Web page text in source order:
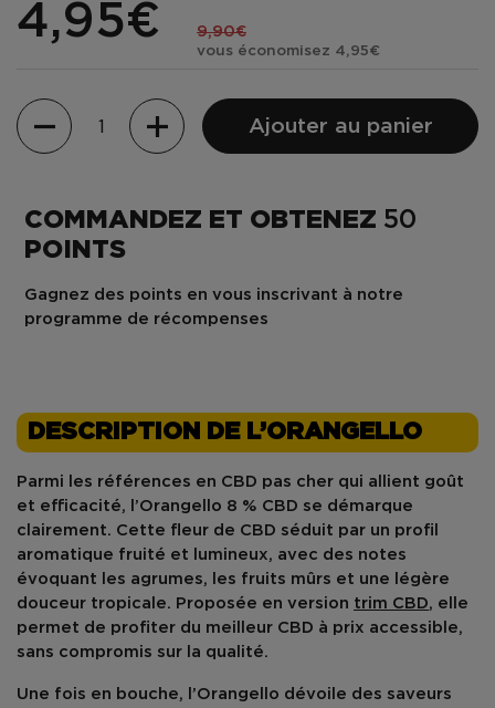
4,95€ 9,90€
vous économisez 4,95€
Quantité
Ajouter au panier
COMMANDEZ ET OBTENEZ 50
POINTS
Gagnez des points en vous inscrivant à notre
programme de récompenses
DESCRIPTION DE L’ORANGELLO
Parmi les références en CBD pas cher qui allient goût
et efficacité,
l’Orangello 8 % CBD se démarque
clairement. Cette fleur de CBD séduit par un profil
aromatique fruité et lumineux, avec des notes
évoquant les agrumes, les fruits mûrs et une légère
douceur tropicale. Proposée en version trim CBD, elle
permet de profiter du meilleur CBD à prix accessible,
sans compromis sur la qualité.
Une fois en bouche, l’Orangello dévoile des saveurs